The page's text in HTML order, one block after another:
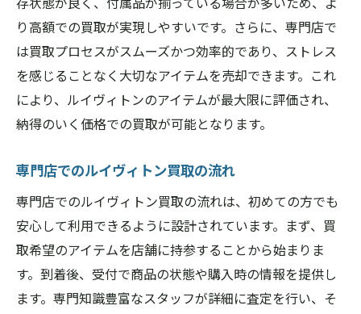
口コミが証明する高額査定の実力
お客様の声から見る買取大吉の信頼性
高評価の理由：利用者の体験談
評価の高いルイヴィトン査定の事例集
口コミで選ばれる買取大吉の秘密
取体験
地域密着型店舗ならではの安心感
橿原市の地域密着型買取大吉の特徴
地域に根付いた信頼と実績
地元で愛される買取大吉の魅力
地域密着型サービスのメリット
り高額での買取が実現しやすいです。さらに、専門店で
は買取プロセスがスムーズかつ効率的であり、ストレス
を感じることなく大切なアイテムを売却できます。これ
により、ルイヴィトンのアイテムが最大限に評価され、
納得のいく価格での買取が可能となります。
専門店でのルイヴィトン買取の流れ
専門店でのルイヴィトン買取の流れは、初めての方でも
安心して利用できるように設計されています。まず、買
取希望のアイテムを店舗に持参することから始まりま
す。到着後、受付で商品の状態や購入時の情報を提供し
ます。専門知識豊富なスタッフが詳細に査定を行い、そ